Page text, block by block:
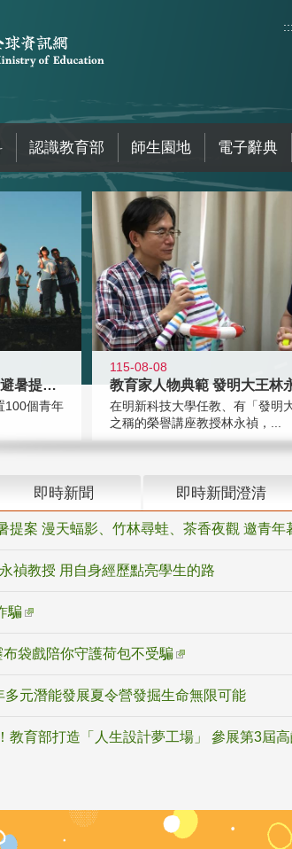
:::
認識教育部 師生園地 電子辭典
青年壯遊點精選夏夜限定避暑提案 漫
100個青年
115-08-08
在明新科技大學任教、有「發明大
之稱的榮譽講座教授林永禎，...
即時新聞 即時新聞澄清
提案 漫天蝠影、竹林尋蛙、茶香夜觀 邀青年
禎教授 用自身經歷點亮學生的路
騙
袋戲陪你守護荷包不受騙
元潛能發展夏令營發掘生命無限可能
教育部打造「人生設計夢工場」 參展第3屆